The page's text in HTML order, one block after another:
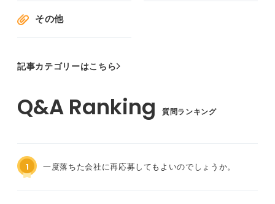
その他
記事カテゴリーはこちら
質問ランキング
1 一度落ちた会社に再応募してもよいのでしょうか。